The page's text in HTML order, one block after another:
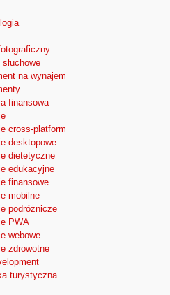
na wynajem
finansowa
cross-platform
desktopowe
dietetyczne
edukacyjne
finansowe
mobilne
podróżnicze
PWA
webowe
zdrowotne
turystyczna